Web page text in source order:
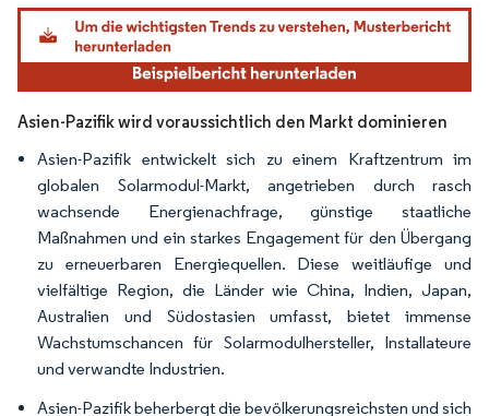
Bild © Mordor Intelligence. Wiederverwendung erfordert Namensnennung gemäß
Asien-Pazifik wird voraussichtlich den Markt dominieren
Asien-Pazifik entwickelt sich zu einem Kraftzentrum im
globalen Solarmodul-Markt, angetrieben durch rasch
wachsende Energienachfrage, günstige staatliche
Maßnahmen und ein starkes Engagement für den Übergang
zu erneuerbaren Energiequellen. Diese weitläufige und
vielfältige Region, die Länder wie China, Indien, Japan,
Australien und Südostasien umfasst, bietet immense
Wachstumschancen für Solarmodulhersteller, Installateure
und verwandte Industrien.
Asien-Pazifik beherbergt die bevölkerungsreichsten und sich